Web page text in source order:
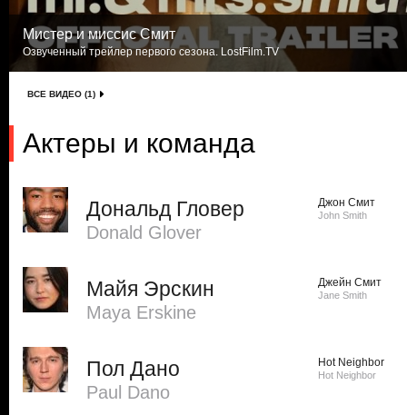
Мистер и миссис Смит
Озвученный трейлер первого сезона. LostFilm.TV
ВСЕ ВИДЕО (1)
Актеры и команда
Дональд Гловер
Donald Glover
Джон Смит
John Smith
Майя Эрскин
Maya Erskine
Джейн Смит
Jane Smith
Пол Дано
Paul Dano
Hot Neighbor
Hot Neighbor